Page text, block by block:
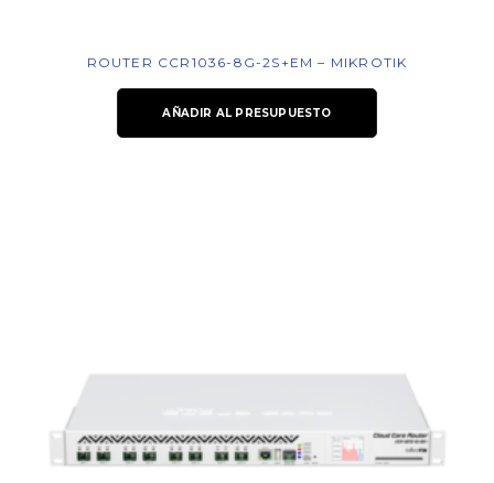
ROUTER CCR1036-8G-2S+EM – MIKROTIK
AÑADIR AL PRESUPUESTO